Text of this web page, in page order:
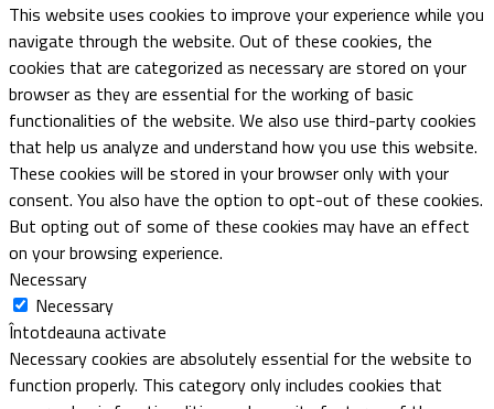
This website uses cookies to improve your experience while you
navigate through the website. Out of these cookies, the
cookies that are categorized as necessary are stored on your
browser as they are essential for the working of basic
functionalities of the website. We also use third-party cookies
that help us analyze and understand how you use this website.
These cookies will be stored in your browser only with your
consent. You also have the option to opt-out of these cookies.
But opting out of some of these cookies may have an effect
on your browsing experience.
Necessary
Necessary
Întotdeauna activate
Necessary cookies are absolutely essential for the website to
function properly. This category only includes cookies that